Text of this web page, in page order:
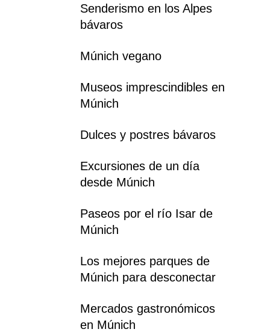
Senderismo en los Alpes
bávaros
Múnich vegano
Museos imprescindibles en
Múnich
Dulces y postres bávaros
Excursiones de un día
desde Múnich
Paseos por el río Isar de
Múnich
Los mejores parques de
Múnich para desconectar
Mercados gastronómicos
en Múnich